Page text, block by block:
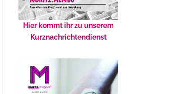
Hier kommt ihr zu unserem
Kurznachrichtendienst